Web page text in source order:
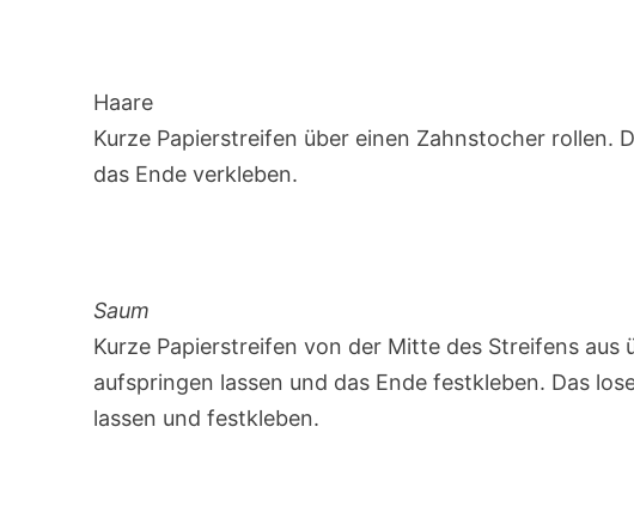
Haare
Kurze Papierstreifen über einen Zahnstocher rollen.
das Ende verkleben.
Saum
Kurze Papierstreifen von der Mitte des Streifens aus
aufspringen lassen und das Ende festkleben. Das
lassen und festkleben.